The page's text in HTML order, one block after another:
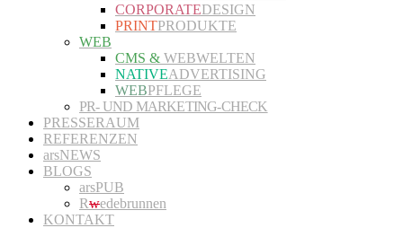
CORPORATEDESIGN
PRINTPRODUKTE
WEB
CMS & WEBWELTEN
NATIVEADVERTISING
WEBPFLEGE
PR- UND MARKETING-CHECK
PRESSERAUM
REFERENZEN
arsNEWS
BLOGS
arsPUB
Rwedebrunnen
KONTAKT